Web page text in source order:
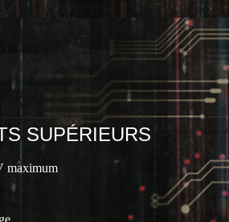
SUPÉRIEURS
maximum